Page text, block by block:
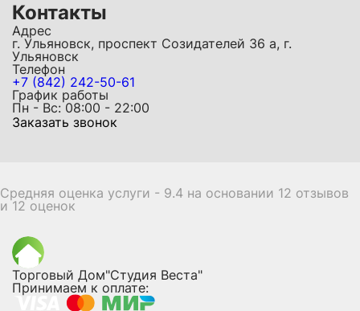
Контакты
Адрес
г. Ульяновск, проспект Созидателей 36 а, г.
Ульяновск
Телефон
+7 (842) 242-50-61
График работы
Пн - Вс: 08:00 - 22:00
Заказать звонок
Средняя оценка услуги - 9.4 на основании 12 отзывов
и 12 оценок
Торговый Дом"Студия Веста"
Принимаем к оплате: